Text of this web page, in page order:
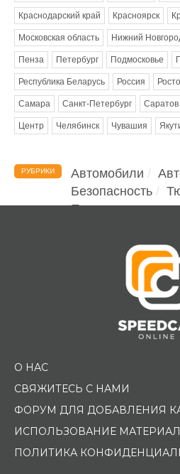
Краснодарский край Красноярск
Московская область Нижний
Пенза Петербург Подмосковье
Республика Беларусь Россия
Самара Санкт-Петербург Саратов
Центр Челябинск Чувашия
РУБРИКИ Автомобили
Безопасность
Помощь
О НАС
СВЯЖИТЕСЬ С НАМИ
ФОРУМ ДЛЯ ДОБАВЛЕНИЯ
ИСПОЛЬЗОВАНИЕ
ПОЛИТИКА